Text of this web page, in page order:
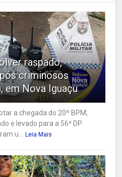
raspado,
criminosos
em Nova Iguaçu
a chegada do 20º BPM;
e levado para a 56ª DP
u...
Leia Mais